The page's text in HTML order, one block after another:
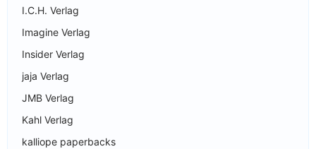
I.C.H. Verlag
Imagine Verlag
Insider Verlag
jaja Verlag
JMB Verlag
Kahl Verlag
kalliope paperbacks